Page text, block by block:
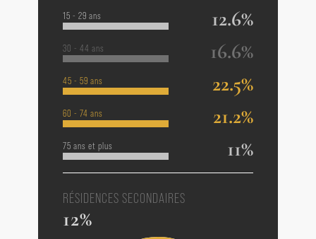
15 - 29 ans 12.6%
30 - 44 ans 16.6%
45 - 59 ans 22.5%
60 - 74 ans 21.2%
75 ans et plus 11%
RÉSIDENCES SECONDAIRES
12%